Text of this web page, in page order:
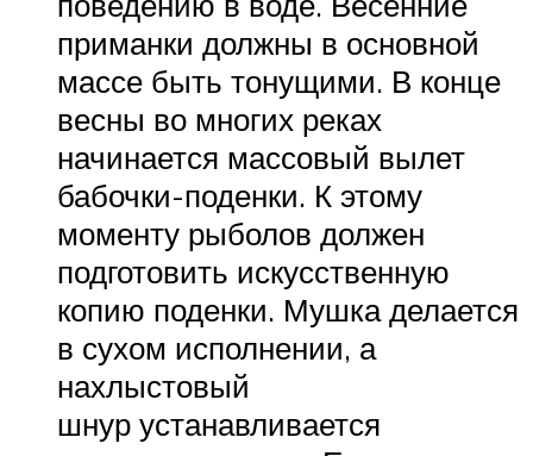
приманки должны в основной
массе быть тонущими. В конце
весны во многих реках
начинается массовый вылет
бабочки-поденки. К этому
моменту рыболов должен
подготовить искусственную
копию поденки. Мушка делается
в сухом исполнении, а
нахлыстовый
шнур устанавливается